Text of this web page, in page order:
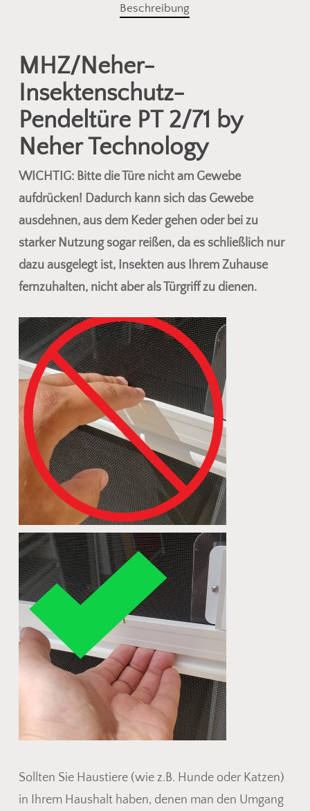
Beschreibung
MHZ/Neher-
Insektenschutz-
Pendeltüre PT 2/71 by
Neher Technology
WICHTIG: Bitte die Türe nicht am Gewebe
aufdrücken! Dadurch kann sich das Gewebe
ausdehnen, aus dem Keder gehen oder bei zu
starker Nutzung sogar reißen, da es schließlich nur
dazu ausgelegt ist, Insekten aus Ihrem Zuhause
fernzuhalten, nicht aber als Türgriff zu dienen.
Sollten Sie Haustiere (wie z.B. Hunde oder Katzen)
in Ihrem Haushalt haben, denen man den Umgang